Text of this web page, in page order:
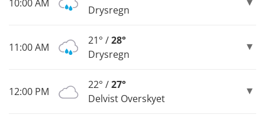
10:00 AM
Drysregn
11:00 AM
21° /28°
Drysregn
12:00 PM
22° /27°
Delvist Overskyet